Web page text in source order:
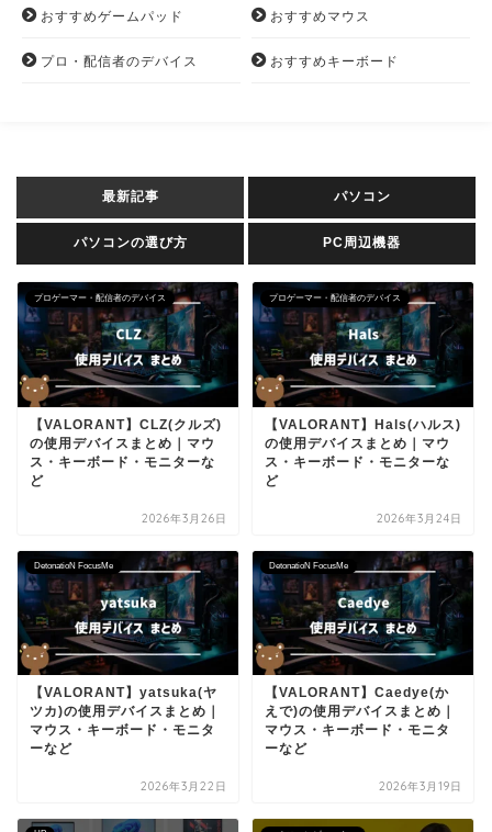
おすすめゲームパッド
プロ・配信者のデバイス
おすすめマウス
おすすめキーボード
最新記事 パソコン
パソコンの選び方 PC周辺機器
プロゲーマー・配信者のデバイス
【VALORANT】CLZ(クルズ)
の使用デバイスまとめ｜マウ
ス・キーボード・モニターな
ど
2026年3月26日
プロゲーマー・配信者のデバイス
【VALORANT】Hals(ハルス)
の使用デバイスまとめ｜マウ
ス・キーボード・モニターな
ど
2026年3月24日
DetonatioN FocusMe
【VALORANT】yatsuka(ヤ
ツカ)の使用デバイスまとめ｜
マウス・キーボード・モニタ
ーなど
2026年3月22日
DetonatioN FocusMe
【VALORANT】Caedye(か
えで)の使用デバイスまとめ｜
マウス・キーボード・モニタ
ーなど
2026年3月19日